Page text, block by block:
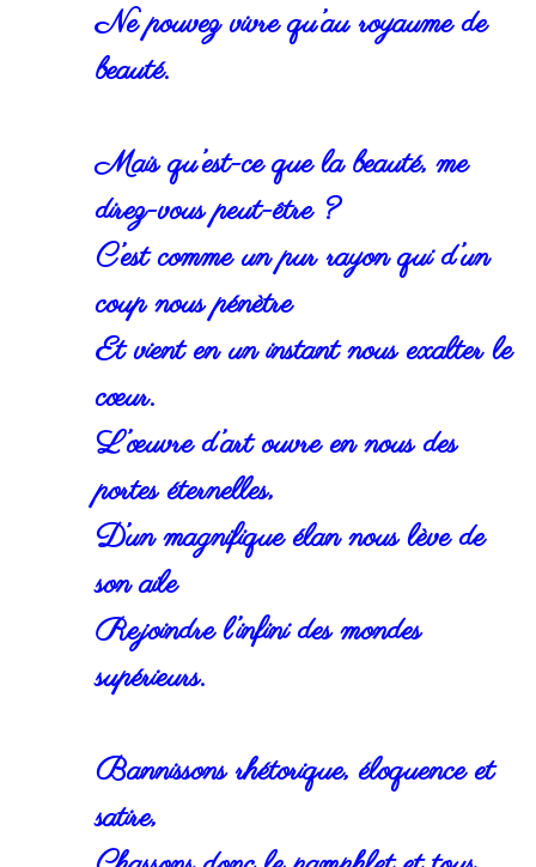
Ne pouvez vivre qu’au royaume de
beauté.
Mais qu’est-ce que la beauté, me
direz-vous peut-être ?
C’est comme un pur rayon qui d’un
coup nous pénètre
Et vient en un instant nous exalter le
cœur.
L’œuvre d’art ouvre en nous des
portes éternelles,
D’un magnifique élan nous lève de
son aile
Rejoindre l’infini des mondes
supérieurs.
Bannissons rhétorique, éloquence et
satire,